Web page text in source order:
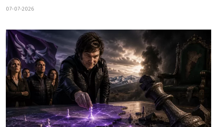
07-07-2026